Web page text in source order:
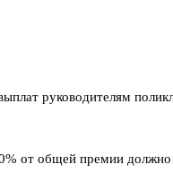
руководителям
от общей премии должно